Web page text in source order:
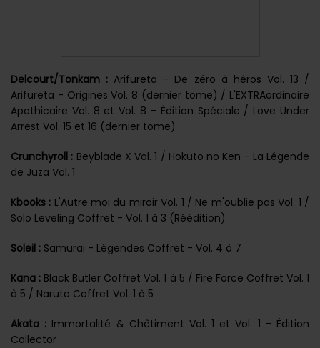
Delcourt/Tonkam : Arifureta - De zéro à héros Vol. 13 /
Arifureta - Origines Vol. 8 (dernier tome) / L'EXTRAordinaire
Apothicaire Vol. 8 et Vol. 8 - Édition Spéciale / Love Under
Arrest Vol. 15 et 16 (dernier tome)
Crunchyroll : Beyblade X Vol. 1 / Hokuto no Ken - La Légende
de Juza Vol. 1
Kbooks : L'Autre moi du miroir Vol. 1 / Ne m'oublie pas Vol. 1 /
Solo Leveling Coffret - Vol. 1 à 3 (Réédition)
Soleil : Samurai - Légendes Coffret - Vol. 4 à 7
Kana : Black Butler Coffret Vol. 1 à 5 / Fire Force Coffret Vol. 1
à 5 / Naruto Coffret Vol. 1 à 5
Akata : Immortalité & Châtiment Vol. 1 et Vol. 1 - Édition
Collector